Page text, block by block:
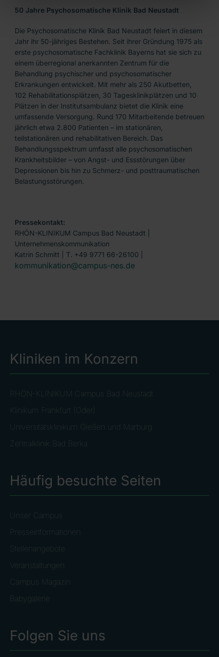
50 Jahre Psychosomatische Klinik Bad Neustadt
Die Psychosomatische Klinik Bad Neustadt feiert in diesem
Jahr ihr 50-jähriges Bestehen. Seit ihrer Gründung 1975 als
erste psychosomatische Fachklinik Bayerns hat sie sich zu
einem überregional anerkannten Zentrum für die
Behandlung psychischer und psychosomatischer
Erkrankungen entwickelt. Mit mehr als 250 Akutbetten,
102 Rehabilitationsplätzen, 30 Tagesklinikplätzen und 10
Plätzen in der Institutsambulanz bietet die Klinik eine
umfassende Versorgung. Rund 170 Mitarbeitende betreuen
jährlich etwa 2.800 Patienten – im stationären,
teilstationären und rehabilitativen Bereich. Das
Behandlungsspektrum umfasst alle psychosomatischen
Krankheitsbilder – von Angst- und Essstörungen über
Depressionen bis hin zu Schmerz- und posttraumatischen
Belastungsstörungen.
Pressekontakt:
RHÖN-KLINIKUM Campus Bad Neustadt |
Unternehmenskommunikation
Katrin Schmitt | T. +49 9771 66-26100 |
kommunikation@campus-nes.de
Kliniken im Konzern
RHÖN-KLINIKUM Campus Bad Neustadt
Klinikum Frankfurt (Oder)
Universitätsklinikum Gießen und Marburg
Zentralklinik Bad Berka
Häufig besuchte Seiten
Unser Campus
Presseinformationen
Stellenangebote
Veranstaltungen
Campus Magazin
Babygalerie
Folgen Sie uns